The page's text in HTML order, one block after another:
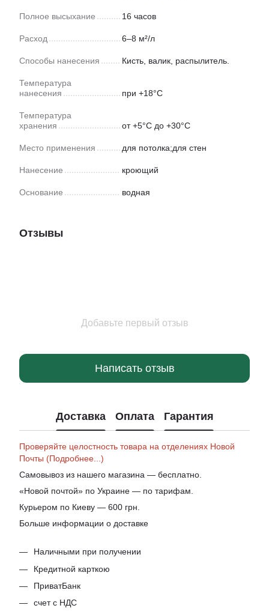
Полное высыхание 16 часов
Расход 6–8 м²/л
Способы нанесения Кисть, валик, распылитель.
Температура
нанесения
при +18°С
Температура
хранения
от +5°С до +30°С
Место применения для потолка;для стен
Нанесение кроющий
Основание водная
Отзывы
Добавьте первый отзыв
Написать отзыв
Доставка Оплата Гарантия
Проверяйте целостность товара на отделениях Новой
Почты (Подробнее...)
Самовывоз из нашего магазина — бесплатно.
«Новой почтой» по Украине — по тарифам.
Курьером по Киеву — 600 грн.
Больше информации о доставке
Наличными при получении
Кредитной карткою
ПриватБанк
счет с НДС